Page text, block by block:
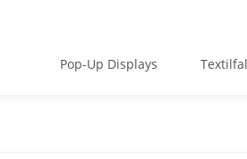
Pop-Up Displays